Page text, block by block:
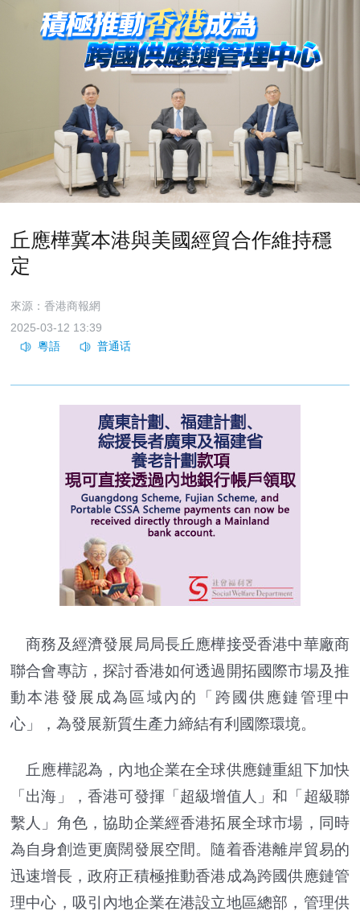
丘應樺冀本港與美國經貿合作維持穩
定
來源：香港商報網
2025-03-12 13:39
商務及經濟發展局局長丘應樺接受香港中華廠商
聯合會專訪，探討香港如何透過開拓國際市場及推
動本港發展成為區域內的「跨國供應鏈管理中
心」，為發展新質生產力締結有利國際環境。
丘應樺認為，內地企業在全球供應鏈重組下加快
「出海」，香港可發揮「超級增值人」和「超級聯
繫人」角色，協助企業經香港拓展全球市場，同時
為自身創造更廣闊發展空間。隨着香港離岸貿易的
迅速增長，政府正積極推動香港成為跨國供應鏈管
理中心，吸引內地企業在港設立地區總部，管理供